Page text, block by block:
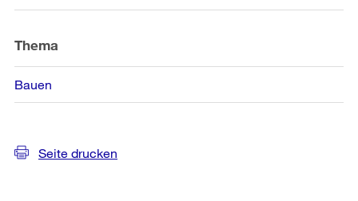
Thema
Bauen
Seite drucken